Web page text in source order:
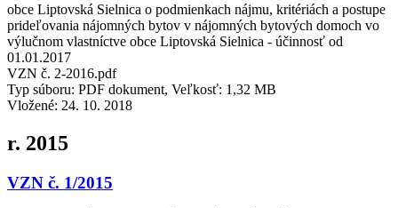
obce Liptovská Sielnica o podmienkach nájmu, kritériách a postupe
prideľovania nájomných bytov v nájomných bytových domoch vo
výlučnom vlastníctve obce Liptovská Sielnica - účinnosť od
01.01.2017
VZN č. 2-2016.pdf
Typ súboru: PDF dokument, Veľkosť: 1,32 MB
Vložené: 24. 10. 2018
r. 2015
VZN č. 1/2015